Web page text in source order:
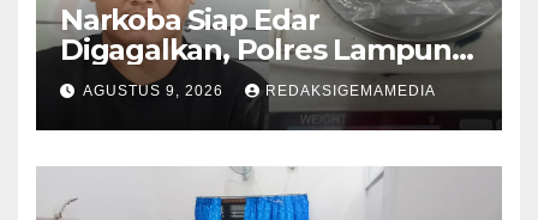
Narkoba Siap Edar
Digagalkan, Polres Lampung
Utara
AGUSTUS 9, 2026 REDAKSIGEMAMEDIA